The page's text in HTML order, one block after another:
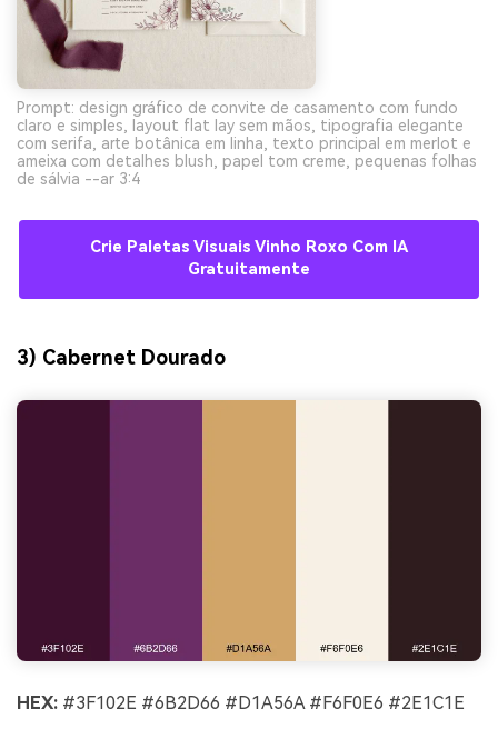
Prompt: design gráfico de convite de casamento com fundo
claro e simples, layout flat lay sem mãos, tipografia elegante
com serifa, arte botânica em linha, texto principal em merlot e
ameixa com detalhes blush, papel tom creme, pequenas folhas
de sálvia --ar 3:4
Crie Paletas Visuais Vinho Roxo Com IA
Gratuitamente
3) Cabernet Dourado
HEX: #3F102E #6B2D66 #D1A56A #F6F0E6 #2E1C1E